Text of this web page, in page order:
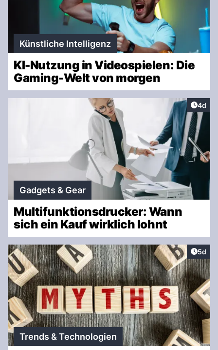
Künstliche Intelligenz
KI-Nutzung in Videospielen: Die
Gaming-Welt von morgen
4d
Gadgets & Gear
Multifunktionsdrucker: Wann
sich ein Kauf wirklich lohnt
5d
Trends & Technologien